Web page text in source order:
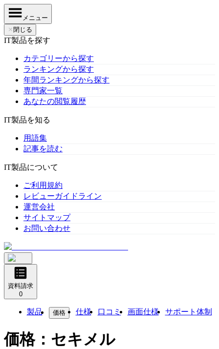
メニュー
✕ 閉じる
IT製品を探す
カテゴリーから探す
ランキングから探す
年間ランキングから探す
専門家一覧
あなたの閲覧履歴
IT製品を知る
用語集
記事を読む
IT製品について
ご利用規約
レビューガイドライン
運営会社
サイトマップ
お問い合わせ
資料請求
0
製品 価格 仕様 口コミ 画面仕様 サポート体制
価格： セキメル